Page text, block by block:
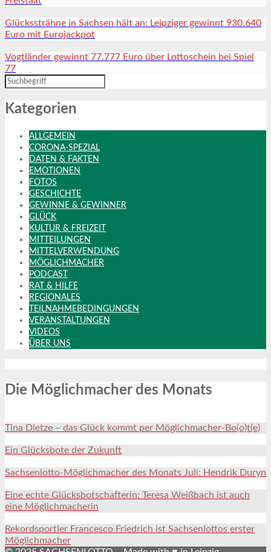
Glückssträhne in Sachsen hält an: Leipziger gewinnt 930.640
Euro mit Eurojackpot
Vogtländer gewinnt 77.777 Euro über Lottoschein bei Spiel
77
Kategorien
ALLGEMEIN
CORONA-SPEZIAL
DATEN & FAKTEN
EMOTIONEN
FOTOS
GESCHICHTE
GEWINNE & GEWINNER
GLÜCK
KULTUR & FREIZEIT
MITTEILUNGEN
MITTELVERWENDUNG
MÖGLICHMACHER
PODCAST
RAT & HILFE
REGIONALES
TEILNAHMEBEDINGUNGEN
VERANSTALTUNGEN
VIDEOS
ÜBER UNS
Die Möglichmacher des Monats
Tina Dietze – das Glück kommt per Möglichmacher-Bo(o)t(e)
Ein Glücksbote der Zukunft
Sachsenlotto-Möglichmacher des Monats Juli: Hendrik Duryn
Eine echte Glücksbotschafterin: Teresa Weißbach ist auch
eine Möglichmacherin
Rekordsportler Francesco Friedrich ist Sachsenlottos erster
Möglichmacher